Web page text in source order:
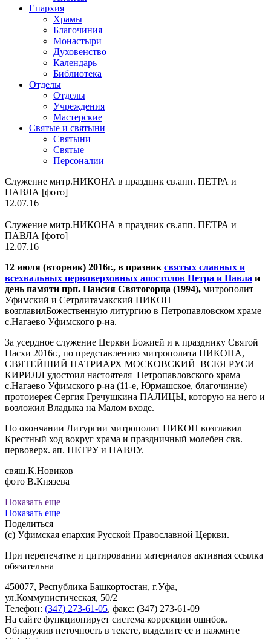
Епархия
Храмы
Благочиния
Монастыри
Духовенство
Календарь
Библиотека
Отделы
Отделы
Учреждения
Мастерские
Святые и святыни
Cвятыни
Cвятые
Персоналии
Служение митр.НИКОНА в праздник св.апп. ПЕТРА и
ПАВЛА [фото]
12.07.16
Служение митр.НИКОНА в праздник св.апп. ПЕТРА и
ПАВЛА [фото]
12.07.16
12 июля (вторник) 2016г., в празник святых славных и
всехвальных первоверховных апостолов Петра и Павла и
день памяти прп. Паисия Святогорца (1994), митрополит
Уфимский и Сетрлитамакский НИКОН
возглавилБожественную литургию в Петропавловском храме
с.Нагаево Уфимского р-на.
За усердное служение Церкви Божией и к празднику Святой
Пасхи 2016г., по представлению митрополита НИКОНА,
СВЯТЕЙШИЙ ПАТРИАРХ МОСКОВСКИЙ ВСЕЯ РУСИ
КИРИЛЛ удостоил настоятеля Петропавловского храма
с.Нагаево Уфимского р-на (11-е, Юрмашское, благочиние)
протоиерея Сергия Гречушкина ПАЛИЦЫ, которую на него и
возложил Владыка на Малом входе.
По окончании Литургии митрополит НИКОН возглавил
Крестный ход вокруг храма и праздничный молебен свв.
первоверх. ап. ПЕТРУ и ПАВЛУ.
свящ.К.Новиков
фото В.Князева
Показать еще
Показать еще
Поделиться
(с) Уфимская епархия Русской Православной Церкви.
При перепечатке и цитировании материалов активная ссылка
обязательна
450077, Республика Башкортостан, г.Уфа,
ул.Коммунистическая, 50/2
Телефон: (347) 273-61-05, факс: (347) 273-61-09
На сайте функционирует система коррекции ошибок.
Обнаружив неточность в тексте, выделите ее и нажмите